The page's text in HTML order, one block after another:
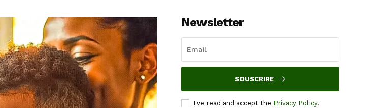
Newsletter
SOUSCRIRE
I've read and accept the Privacy Policy.